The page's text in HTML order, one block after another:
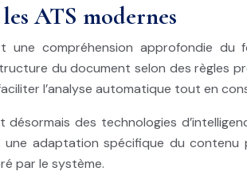
ATS modernes
une compréhension approfondie
du document selon des règles
l’analyse automatique tout en
des technologies
adaptation spécifique du
par le système.